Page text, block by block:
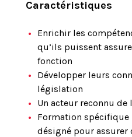
Caractéristiques
Enrichir les
qu’ils puissent
fonction
Développer leurs
législation
Un acteur reconnu
Formation spécifique
désigné pour assurer